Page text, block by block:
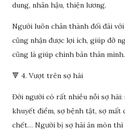
dung, nhân hậu, thiện lương.
Người luôn chân thành đối đãi
cũng nhận được lợi ích, giúp đỡ
cũng là giúp chính bản thân mình.
🔻 4. Vượt trên sợ hãi
Đời người có rất nhiều nỗi sợ hãi:
khuyết điểm, sợ bệnh tật, sợ mất
chết… Người bị sợ hãi ăn mòn thì